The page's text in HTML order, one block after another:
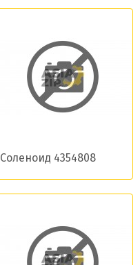
Соленоид 4354808